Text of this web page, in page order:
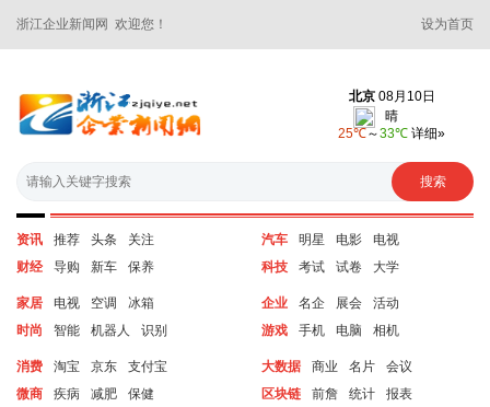
浙江企业新闻网 欢迎您！ 设为首页
资讯 推荐 头条
关注
财经
导购 新车 保养
汽车 明星 电影
电视
科技
考试 试卷 大学
家居 电视 空调
冰箱
时尚
智能 机器人 识别
企业 名企 展会
活动
游戏
手机 电脑 相机
消费 淘宝 京东
支付宝
微商
疾病 减肥 保健
大数据 商业 名片
会议
区块链
前詹 统计 报表